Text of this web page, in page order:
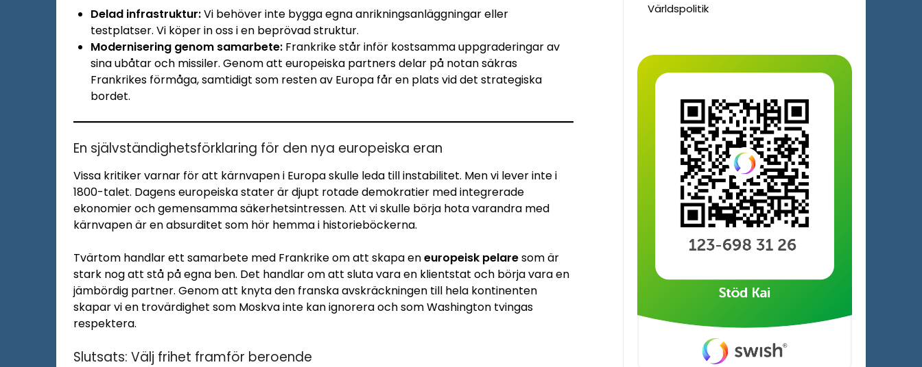
Delad infrastruktur:Vi behöver inte bygga egna anrikningsanläggningar eller
testplatser. Vi köper in oss i en beprövad struktur.
Modernisering genom samarbete: Frankrike står inför kostsamma uppgraderingar av
sina ubåtar och missiler. Genom att europeiska partners delar på notan säkras
Frankrikes förmåga, samtidigt som resten av Europa får en plats vid det strategiska
bordet.
En självständighetsförklaring för den nya europeiska eran
Vissa kritiker varnar för att kärnvapen i Europa skulle leda till instabilitet. Men vi lever inte i
1800-talet. Dagens europeiska stater är djupt rotade demokratier med integrerade
ekonomier och gemensamma säkerhetsintressen. Att vi skulle börja hota varandra med
kärnvapen är en absurditet som hör hemma i historieböckerna.
Tvärtom handlar ett samarbete med Frankrike om att skapa eneuropeisk pelaresom är
stark nog att stå på egna ben. Det handlar om att sluta vara en klientstat och börja vara en
jämbördig partner. Genom att knyta den franska avskräckningen till hela kontinenten
skapar vi en trovärdighet som Moskva inte kan ignorera och som Washington tvingas
respektera.
Slutsats: Välj frihet framför beroende
Världspolitik